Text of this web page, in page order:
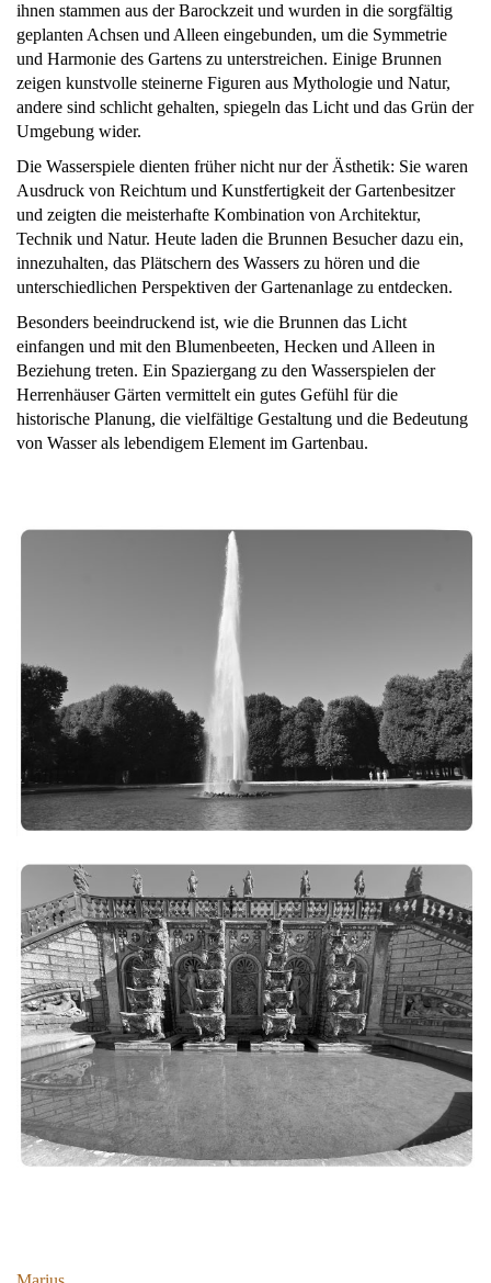
ihnen stammen aus der Barockzeit und wurden in die sorgfältig
geplanten Achsen und Alleen eingebunden, um die Symmetrie
und Harmonie des Gartens zu unterstreichen. Einige Brunnen
zeigen kunstvolle steinerne Figuren aus Mythologie und Natur,
andere sind schlicht gehalten, spiegeln das Licht und das Grün der
Umgebung wider.
Die Wasserspiele dienten früher nicht nur der Ästhetik: Sie waren
Ausdruck von Reichtum und Kunstfertigkeit der Gartenbesitzer
und zeigten die meisterhafte Kombination von Architektur,
Technik und Natur. Heute laden die Brunnen Besucher dazu ein,
innezuhalten, das Plätschern des Wassers zu hören und die
unterschiedlichen Perspektiven der Gartenanlage zu entdecken.
Besonders beeindruckend ist, wie die Brunnen das Licht
einfangen und mit den Blumenbeeten, Hecken und Alleen in
Beziehung treten. Ein Spaziergang zu den Wasserspielen der
Herrenhäuser Gärten vermittelt ein gutes Gefühl für die
historische Planung, die vielfältige Gestaltung und die Bedeutung
von Wasser als lebendigem Element im Gartenbau.